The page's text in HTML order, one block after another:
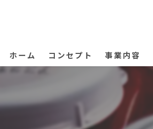
ホーム コンセプト 事業内容